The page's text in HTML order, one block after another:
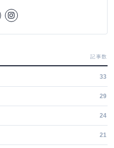
記事数
33
29
24
21